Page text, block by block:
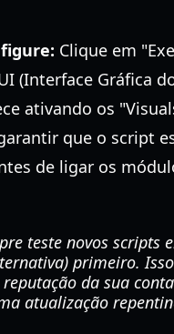
Clique em
(Interface Gráfica
ativando os
que o script
de ligar os
teste novos scripts
primeiro.
da sua
atualização